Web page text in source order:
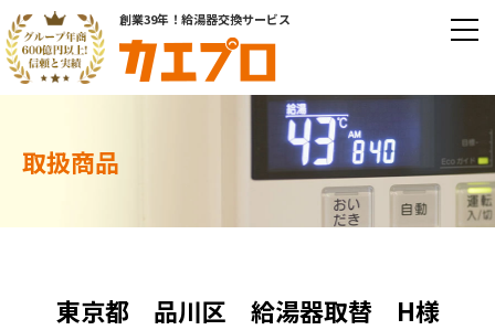
創業39年！給湯器交換サービス
取扱商品
東京都 品川区 給湯器取替 H様